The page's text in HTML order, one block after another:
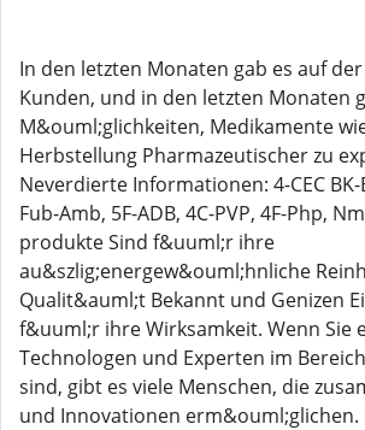
In den letzten Monaten gab es auf
Kunden, und in den letzten Monaten
M&ouml;glichkeiten, Medikamente
Herbstellung Pharmazeutischer zu
Neverdierte Informationen: 4-CEC BK-
Fub-Amb, 5F-ADB, 4C-PVP, 4F-Php,
produkte Sind f&uuml;r ihre
au&szlig;energew&ouml;hnliche
Qualit&auml;t Bekannt und Genizen
f&uuml;r ihre Wirksamkeit. Wenn Sie
Technologen und Experten im
sind, gibt es viele Menschen, die
und Innovationen erm&ouml;glichen.